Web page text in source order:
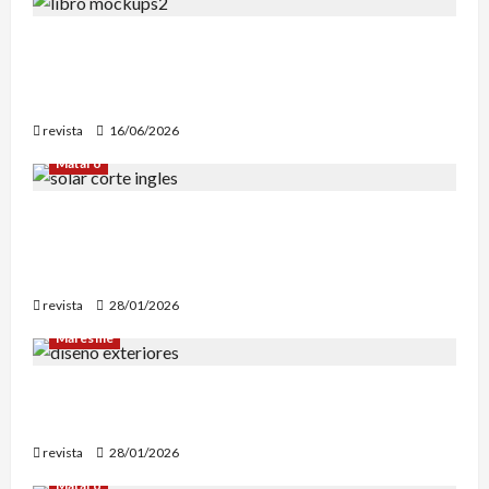
revista
16/06/2026
Mataró
revista
28/01/2026
Maresme
revista
28/01/2026
Mataró